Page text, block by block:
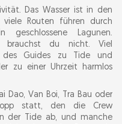
Das Wasser ist in den
Routen führen durch
geschlossene Lagunen.
brauchst du nicht. Viel
Guides zu Tide und
zu einer Uhrzeit harmlos
Dao, Van Boi, Tra Bau oder
statt, den die Crew
der Tide ab, und manche